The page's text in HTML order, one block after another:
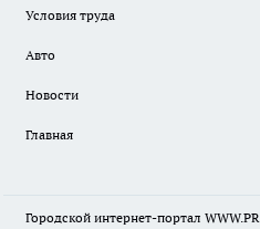
Условия труда
Авто
Новости
Главная
Городской интернет-портал